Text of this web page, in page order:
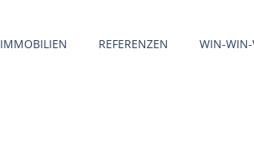
IMMOBILIEN REFERENZEN WIN-WIN-